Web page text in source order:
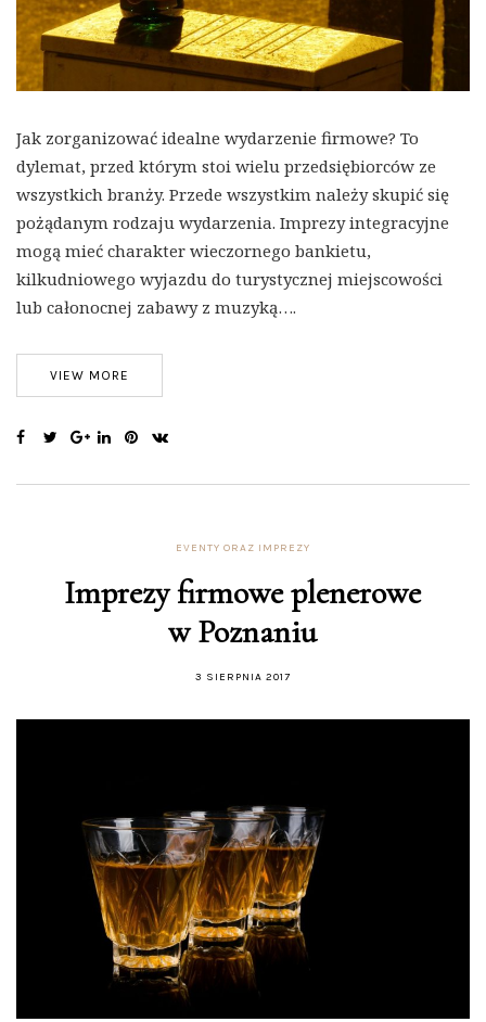
Jak zorganizować idealne wydarzenie firmowe? To
dylemat, przed którym stoi wielu przedsiębiorców ze
wszystkich branży. Przede wszystkim należy skupić się
pożądanym rodzaju wydarzenia. Imprezy integracyjne
mogą mieć charakter wieczornego bankietu,
kilkudniowego wyjazdu do turystycznej miejscowości
lub całonocnej zabawy z muzyką….
VIEW MORE
EVENTY ORAZ IMPREZY
Imprezy firmowe plenerowe
w Poznaniu
3 SIERPNIA 2017